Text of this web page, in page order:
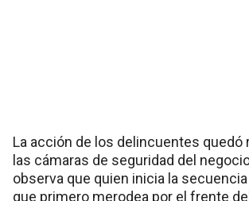
La acción de los delincuentes quedó
las cámaras de seguridad del
observa que quien inicia la
que primero merodea por el frente